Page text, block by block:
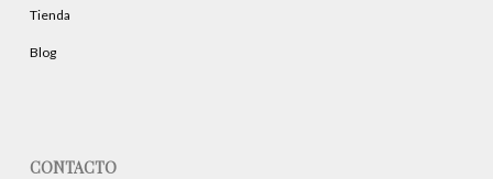
Tienda
Blog
CONTACTO